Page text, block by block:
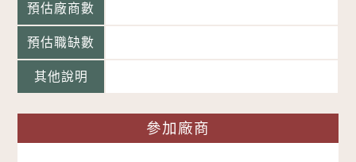
預估廠商數
預估職缺數
其他說明
參加廠商